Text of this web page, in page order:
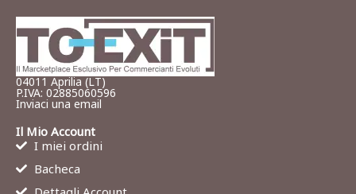
04011 Aprilia (LT)
P.IVA: 02885060596
Inviaci una email
Il Mio Account
I miei ordini
Bacheca